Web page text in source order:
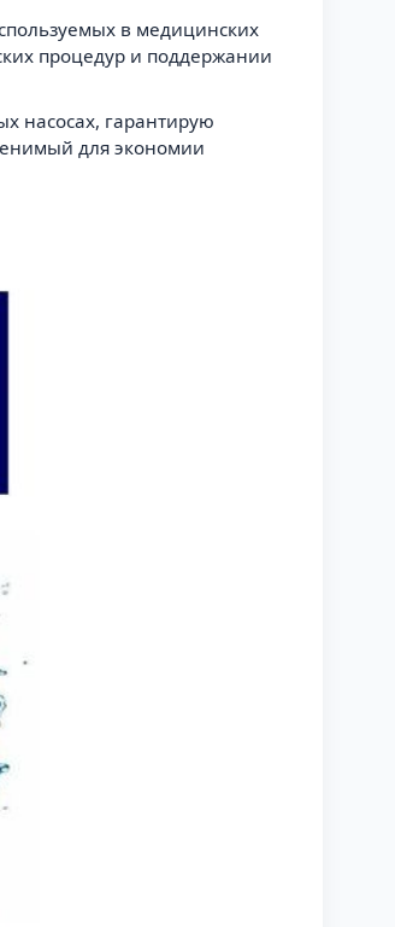
в медицинских
процедур и поддержании
насосах, гарантирую
для экономии